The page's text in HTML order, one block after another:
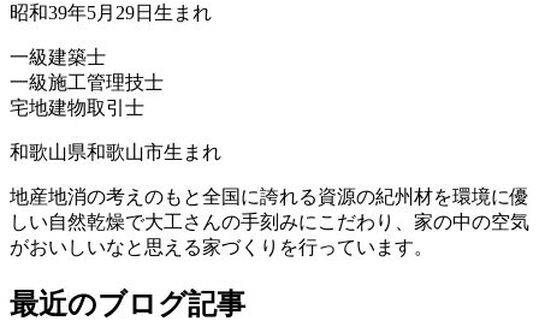
昭和39年5月29日生まれ
一級建築士
一級施工管理技士
宅地建物取引士
和歌山県和歌山市生まれ
地産地消の考えのもと全国に誇れる資源の紀州材を環境に優
しい自然乾燥で大工さんの手刻みにこだわり、家の中の空気
がおいしいなと思える家づくりを行っています。
最近のブログ記事